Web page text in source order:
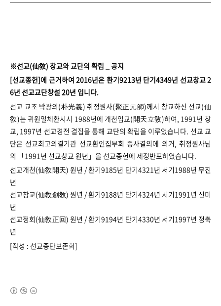
※선교(仙敎) 창교와 교단의 확립 _ 공지
[선교종헌]에 근거하여 2016년은 환기9213년 단기4349년 선교창교 2
6년 선교교단창설 20년 입니다.
선교 교조 박광의(朴光義) 취정원사(聚正元師)께서 창교하신 선교(仙
敎)는 귀원일체환시시 1988년에 개천입교(開天立敎)하여, 1991년 창
교, 1997년 선교경전 결집을 통해 교단의 확립을 이루었습니다. 선교 교
단은 선교최고의결기관 선교환인집부회 종사결의에 의거, 취정원사님
의 「1991년 선교창교 원년」을 선교종헌에 제정반포하였습니다.
선교개천(仙敎開天) 원년 / 환기9185년 단기4321년 서기1988년 무진
년
선교창교(仙敎創敎) 원년 / 환기9188년 단기4324년 서기1991년 신미
년
선교정회(仙敎正回) 원년 / 환기9194년 단기4330년 서기1997년 정축
년
[작성 : 선교종단보존회]